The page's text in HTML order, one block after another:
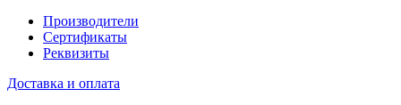
Производители
Сертификаты
Реквизиты
Доставка и оплата